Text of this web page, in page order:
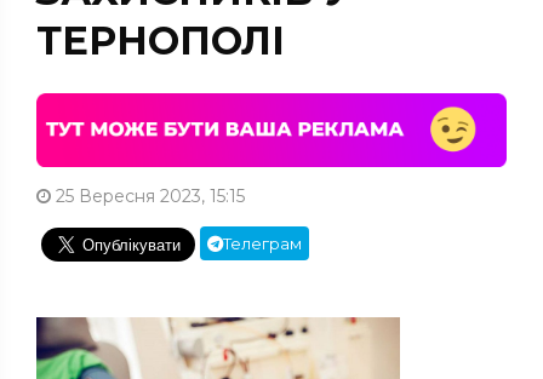
ТЕРНОПОЛІ
25 Вересня 2023, 15:15
Телеграм